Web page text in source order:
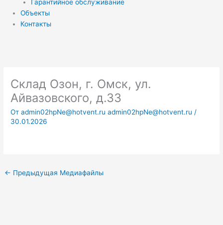
Гарантийное обслуживание
Объекты
Контакты
Склад Озон, г. Омск, ул.
Айвазовского, д.33
Отadmin02hpNe@hotvent.ru admin02hpNe@hotvent.ru /
30.01.2026
← Предыдущая Медиафайлы